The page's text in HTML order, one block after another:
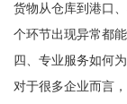
货物从仓库到港口
个环节出现异常都能
四、专业服务如何
对于很多企业而言